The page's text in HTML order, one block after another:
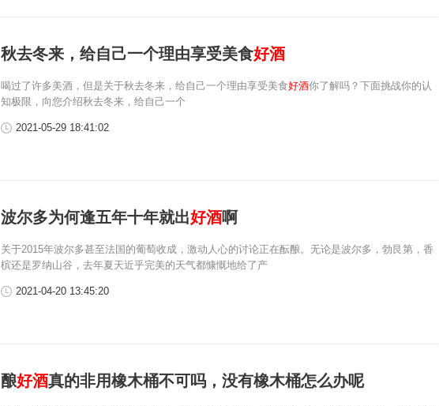
秋去冬来，给自己一个理由享受美食好酒
喝过了许多美酒，但是关于秋去冬来，给自己一个理由享受美食好酒你了解吗？下面挑战你的认
知极限，向您介绍秋去冬来，给自己一个
2021-05-29 18:41:02
波尔多为何逢五年十年就出好酒啊
关于2015年波尔多甚至法国的葡萄收成，激动人心的讨论正在酝酿。无论是波尔多，勃艮第，香
槟还是罗纳山谷，去年夏天近乎完美的天气都慷慨地给了产
2021-04-20 13:45:20
酿好酒真的非用橡木桶不可吗，没有橡木桶怎么办呢